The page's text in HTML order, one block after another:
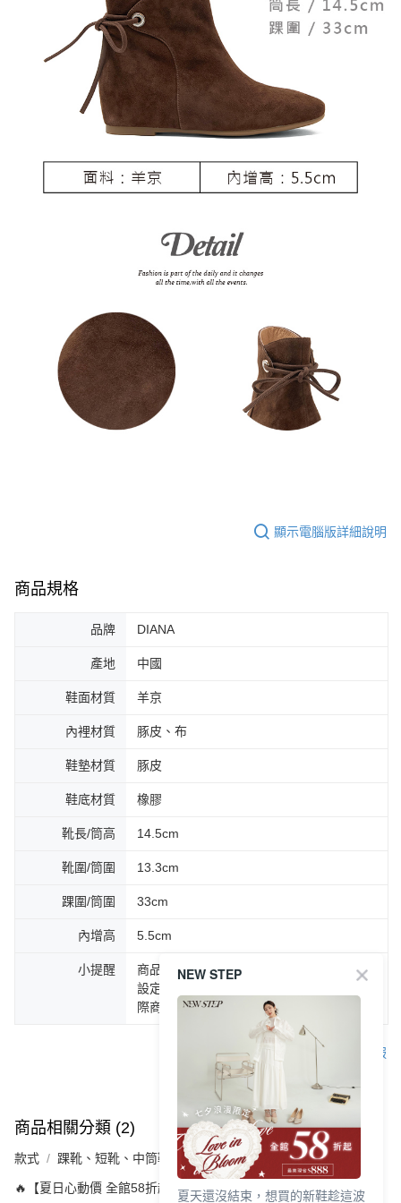
顯示電腦版詳細說明
商品規格
品牌 DIANA
產地 中國
鞋面材質 羊京
內裡材質 豚皮、布
鞋墊材質 豚皮
鞋底材質 橡膠
靴長/筒高 14.5cm
靴圍/筒圍 13.3cm
踝圍/筒圍 33cm
內增高 5.5cm
小提醒
商品圖片顏色會因拍攝燈光環境或個人螢幕
設定不同，而造成部份色差現象，顏色以實
際商品為主。
客服
商品相關分類 (2)
款式 踝靴、短靴、中筒靴
🔥【夏日心動價 全館58折起 】
NEW STEP
夏天還沒結束，想買的新鞋趁這波